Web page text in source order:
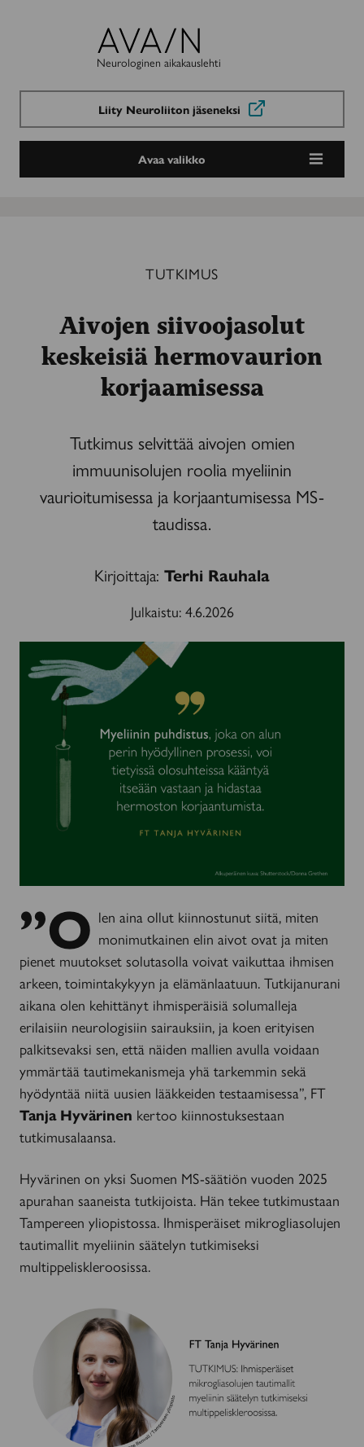
Avain-
lehti
Neurologinen aikakauslehti
Liity Neuroliiton jäseneksi
Avaa valikko
TUTKIMUS
Aivojen siivoojasolut
keskeisiä hermovaurion
korjaamisessa
Tutkimus selvittää aivojen omien
immuunisolujen roolia myeliinin
vaurioitumisessa ja korjaantumisessa MS-
taudissa.
Kirjoittaja: Terhi Rauhala
Julkaistu: 4.6.2026
”O len aina ollut kiinnostunut siitä, miten
monimutkainen elin aivot ovat ja miten
pienet muutokset solutasolla voivat vaikuttaa ihmisen
arkeen, toimintakykyyn ja elämänlaatuun. Tutkijanurani
aikana olen kehittänyt ihmisperäisiä solumalleja
erilaisiin neurologisiin sairauksiin, ja koen erityisen
palkitsevaksi sen, että näiden mallien avulla voidaan
ymmärtää tautimekanismeja yhä tarkemmin sekä
hyödyntää niitä uusien lääkkeiden testaamisessa”, FT
Tanja Hyvärinen kertoo kiinnostuksestaan
tutkimusalaansa.
Hyvärinen on yksi Suomen MS-säätiön vuoden 2025
apurahan saaneista tutkijoista. Hän tekee tutkimustaan
Tampereen yliopistossa. Ihmisperäiset mikrogliasolujen
tautimallit myeliinin säätelyn tutkimiseksi
multippeliskleroosissa.